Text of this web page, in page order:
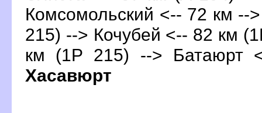
Комсомольский <-- 72 км --
215) --> Кочубей <-- 82 км
км (1Р 215) --> Батаюрт
Хасавюрт